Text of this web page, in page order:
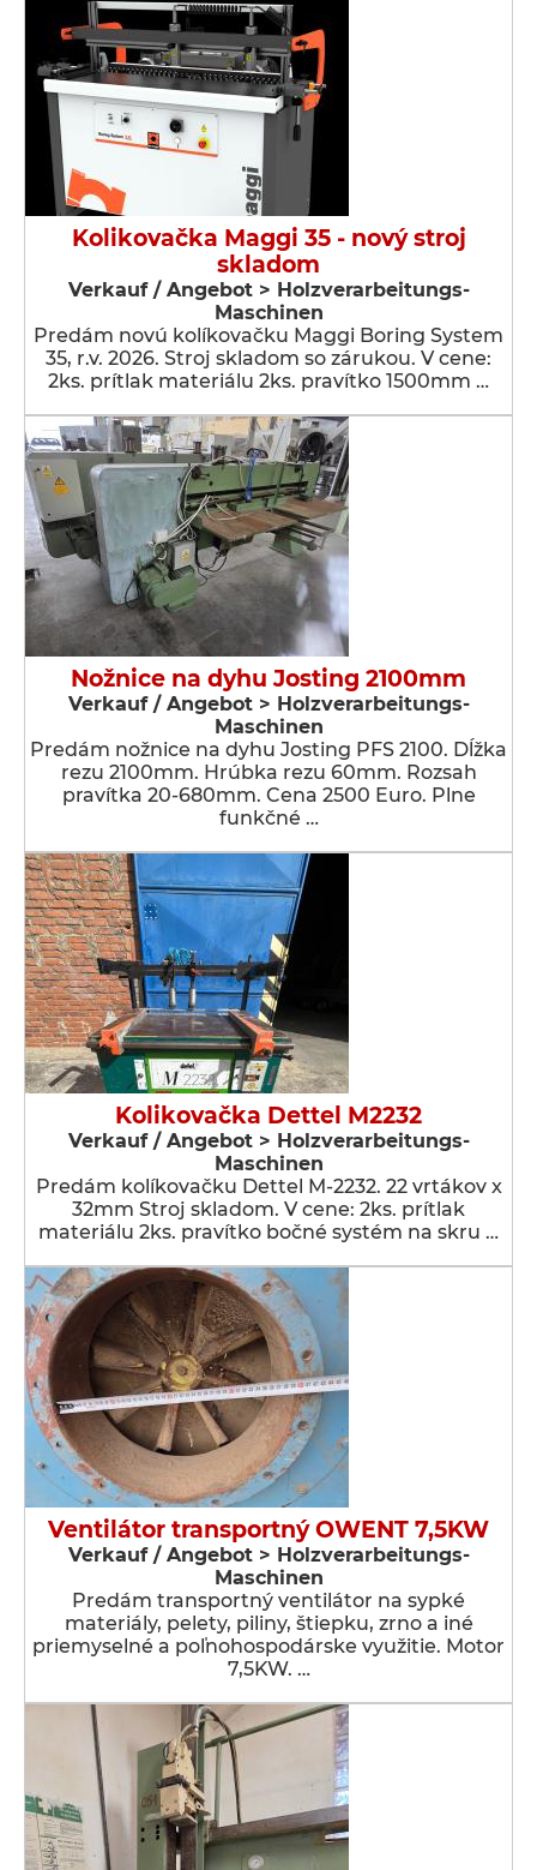
Kolikovačka Maggi 35 - nový stroj
skladom
Verkauf / Angebot > Holzverarbeitungs-
Maschinen
Predám novú kolíkovačku Maggi Boring System
35, r.v. 2026. Stroj skladom so zárukou. V cene:
2ks. prítlak materiálu 2ks. pravítko 1500mm …
Nožnice na dyhu Josting 2100mm
Verkauf / Angebot > Holzverarbeitungs-
Maschinen
Predám nožnice na dyhu Josting PFS 2100. Dĺžka
rezu 2100mm. Hrúbka rezu 60mm. Rozsah
pravítka 20-680mm. Cena 2500 Euro. Plne
funkčné …
Kolikovačka Dettel M2232
Verkauf / Angebot > Holzverarbeitungs-
Maschinen
Predám kolíkovačku Dettel M-2232. 22 vrtákov x
32mm Stroj skladom. V cene: 2ks. prítlak
materiálu 2ks. pravítko bočné systém na skru …
Ventilátor transportný OWENT 7,5KW
Verkauf / Angebot > Holzverarbeitungs-
Maschinen
Predám transportný ventilátor na sypké
materiály, pelety, piliny, štiepku, zrno a iné
priemyselné a poľnohospodárske využitie. Motor
7,5KW. …